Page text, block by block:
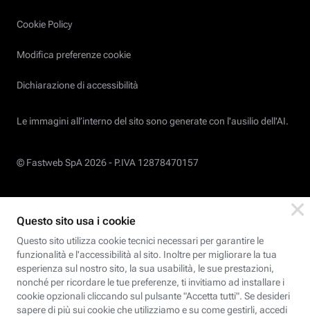
Cookie Policy
Modifica preferenze cookie
Dichiarazione di accessibilità
Le immagini all’interno del sito sono generate con l'ausilio dell'AI.
© Fastweb SpA 2026 - P.IVA 12878470157